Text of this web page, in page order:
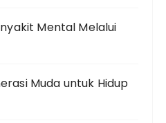
Mental Melalui
Muda untuk Hidup